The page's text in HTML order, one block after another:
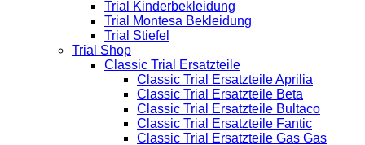
Trial Kinderbekleidung
Trial Montesa Bekleidung
Trial Stiefel
Trial Shop
Classic Trial Ersatzteile
Classic Trial Ersatzteile Aprilia
Classic Trial Ersatzteile Beta
Classic Trial Ersatzteile Bultaco
Classic Trial Ersatzteile Fantic
Classic Trial Ersatzteile Gas Gas